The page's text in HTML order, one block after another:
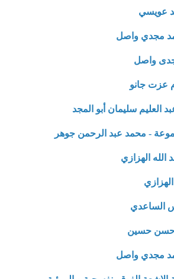
عويسي
مجدي واصل
واصل
عزت جانو
العليم سليمان أبو المجد
- محمد عبد الرحمن جوهر
الله الهزازي
الساعدي
حسن حسين
مجدي واصل